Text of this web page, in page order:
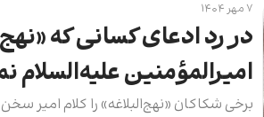
۷ مهر ۱۴۰۴
در رد ادعای کسانی که
امیرالمؤمنین علیه‌السلام
برخی شکاکان «نهج‌البلاغه» را کلام امیر